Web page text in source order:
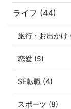
ライフ (44)
旅行・お出かけ
恋愛 (5)
SE転職 (4)
スポーツ (8)